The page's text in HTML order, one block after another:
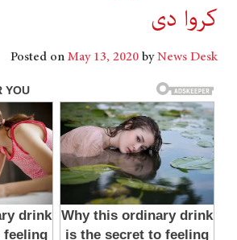
کروا دی
Posted onMay 13, 2020byNews Desk